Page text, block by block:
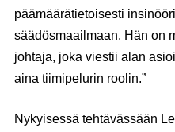
päämäärätietoisesti
säädösmaailmaan. Hän on
johtaja, joka viestii alan
aina tiimipelurin roolin.”
Nykyisessä tehtävässään